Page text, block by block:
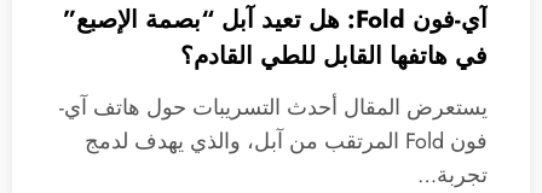
آي-فون Fold: هل تعيد آبل “بصمة الإصبع”
في هاتفها القابل للطي القادم؟
يستعرض المقال أحدث التسريبات حول هاتف آي-
فون Fold المرتقب من آبل، والذي يهدف لدمج
تجربة…